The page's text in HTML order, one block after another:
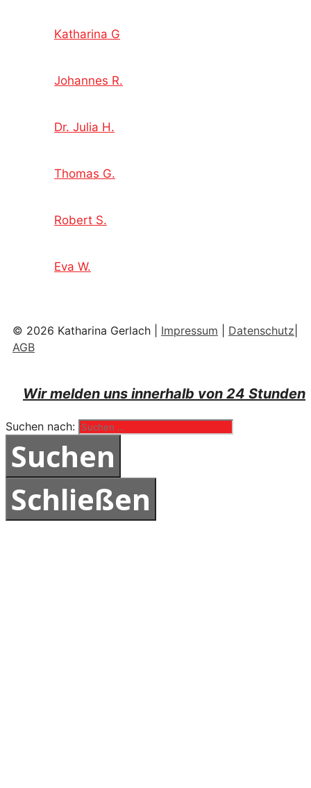
Katharina G
Johannes R.
Dr. Julia H.
Thomas G.
Robert S.
Eva W.
© 2026 Katharina Gerlach | Impressum Datenschutz
AGB
Wir melden uns innerhalb von 24 Stunden
Suchen nach:
Schließen